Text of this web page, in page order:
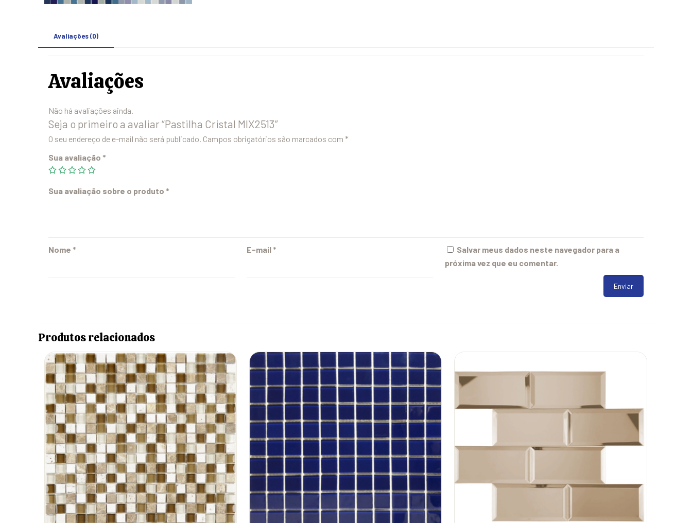
Avaliações (0)
Avaliações
Não há avaliações ainda.
Seja o primeiro a avaliar “Pastilha Cristal MIX2513”
O seu endereço de e-mail não será publicado. Campos obrigatórios são marcados com*
Sua avaliação *
Sua avaliação sobre o produto *
Nome * E-mail *
Salvar meus dados neste navegador para a
próxima vez que eu comentar.
Produtos relacionados